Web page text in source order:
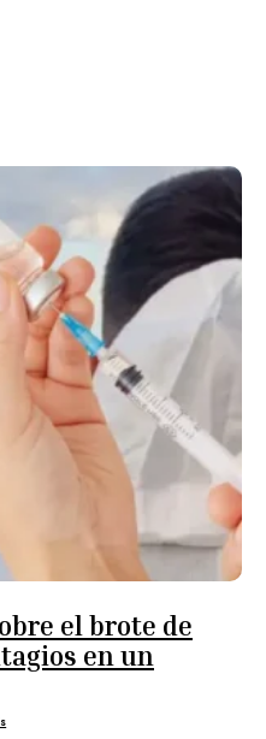
el brote de
en un